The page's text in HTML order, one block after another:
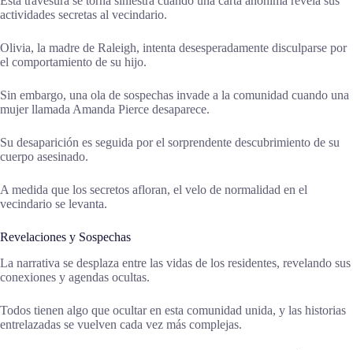
actividades secretas al vecindario.
Olivia, la madre de Raleigh, intenta desesperadamente disculparse por
el comportamiento de su hijo.
Sin embargo, una ola de sospechas invade a la comunidad cuando una
mujer llamada Amanda Pierce desaparece.
Su desaparición es seguida por el sorprendente descubrimiento de su
cuerpo asesinado.
A medida que los secretos afloran, el velo de normalidad en el
vecindario se levanta.
Revelaciones y Sospechas
La narrativa se desplaza entre las vidas de los residentes, revelando sus
conexiones y agendas ocultas.
Todos tienen algo que ocultar en esta comunidad unida, y las historias
entrelazadas se vuelven cada vez más complejas.